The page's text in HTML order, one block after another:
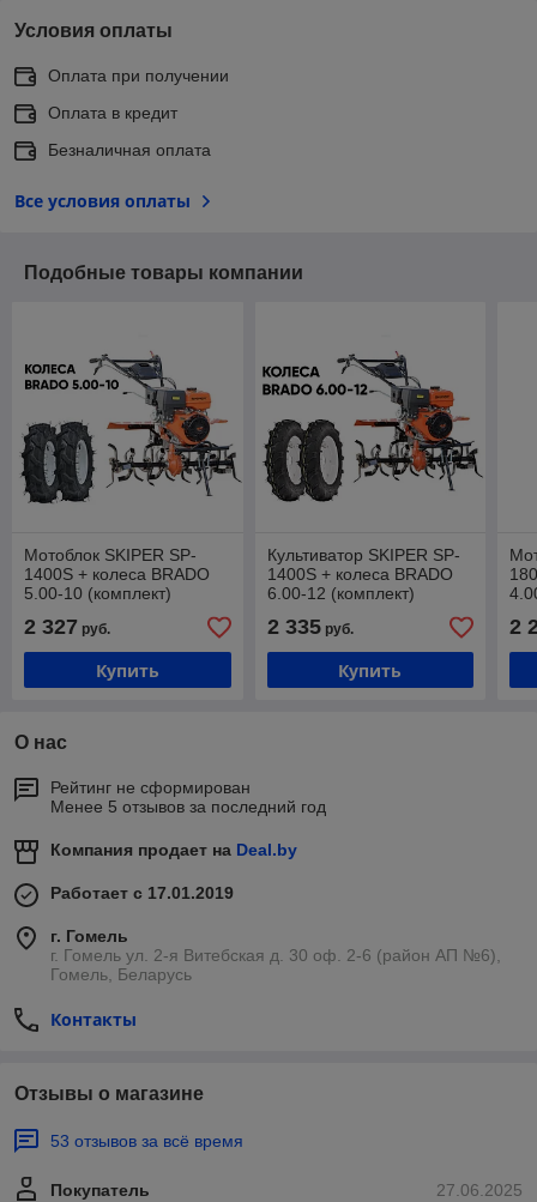
Условия оплаты
Оплата при получении
Оплата в кредит
Безналичная оплата
Все условия оплаты
Подобные товары компании
Мотоблок SKIPER SP-
1400S + колеса BRADO
5.00-10 (комплект)
2 327 руб.
Купить
Культиватор SKIPER SP-
1400S + колеса BRADO
6.00-12 (комплект)
2 335руб.
Купить
2
О нас
Рейтинг не сформирован
Менее 5 отзывов за последний год
Компания продает на Deal.by
Работает с 17.01.2019
г. Гомель
г. Гомель ул. 2-я Витебская д. 30 оф. 2-6 (район АП №6),
Гомель, Беларусь
Контакты
Отзывы о магазине
53 отзывов за всё время
27.06.2025
Покупатель